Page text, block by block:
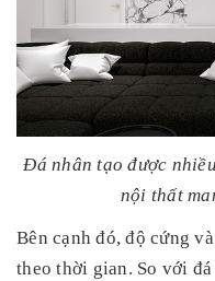
Đá nhân tạo được
nội thất
Bên cạnh đó, độ cứng
theo thời gian. So với